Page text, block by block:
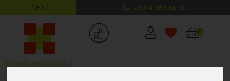
LE MAG’ +32 4 263 56 12
MaPharmacie.be ma santé, mes
0